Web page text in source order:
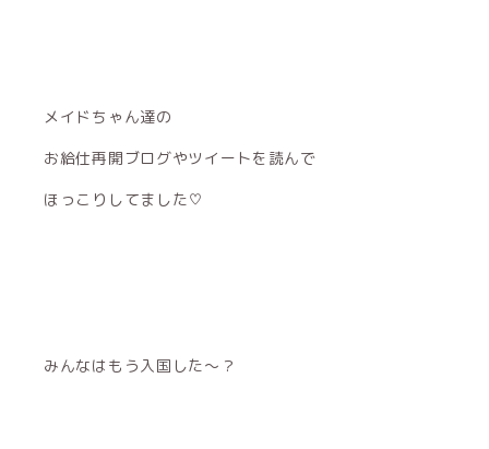
メイドちゃん達の
お給仕再開ブログやツイートを読んで
ほっこりしてました♡
みんなはもう入国した〜？